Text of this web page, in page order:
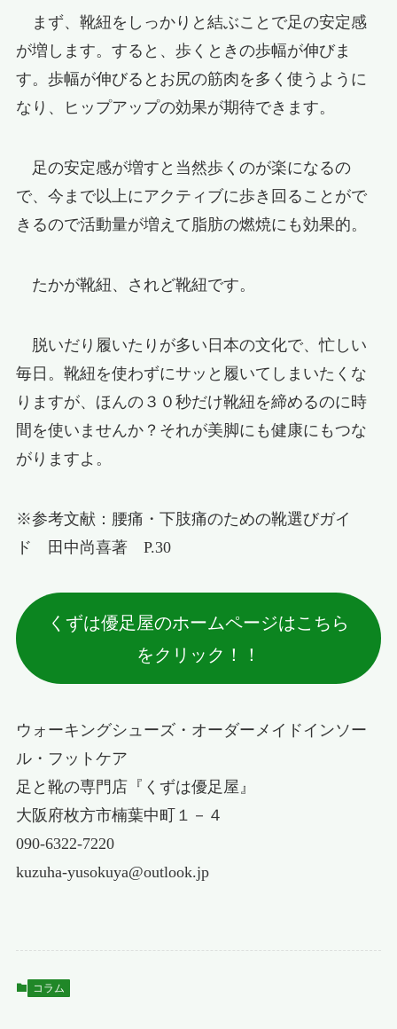
まず、靴紐をしっかりと結ぶことで足の安定感
が増します。すると、歩くときの歩幅が伸びま
す。歩幅が伸びるとお尻の筋肉を多く使うように
なり、ヒップアップの効果が期待できます。
足の安定感が増すと当然歩くのが楽になるの
で、今まで以上にアクティブに歩き回ることがで
きるので活動量が増えて脂肪の燃焼にも効果的。
たかが靴紐、されど靴紐です。
脱いだり履いたりが多い日本の文化で、忙しい
毎日。靴紐を使わずにサッと履いてしまいたくな
りますが、ほんの３０秒だけ靴紐を締めるのに時
間を使いませんか？それが美脚にも健康にもつな
がりますよ。
※参考文献：腰痛・下肢痛のための靴選びガイ
ド 田中尚喜著 P.30
くずは優足屋のホームページはこちら
をクリック！！
ウォーキングシューズ・オーダーメイドインソー
ル・フットケア
足と靴の専門店『くずは優足屋』
大阪府枚方市楠葉中町１－４
090-6322-7220
kuzuha-yusokuya@outlook.jp
コラム